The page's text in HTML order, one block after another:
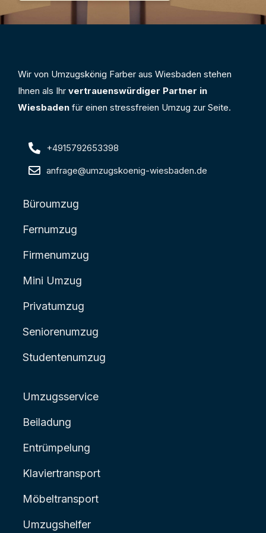
Wir von Umzugskönig Farber aus Wiesbaden stehen
Ihnen als Ihr vertrauenswürdiger Partner in
Wiesbaden für einen stressfreien Umzug zur Seite.
+4915792653398
anfrage@umzugskoenig-wiesbaden.de
Büroumzug
Fernumzug
Firmenumzug
Mini Umzug
Privatumzug
Seniorenumzug
Studentenumzug
Umzugsservice
Beiladung
Entrümpelung
Klaviertransport
Möbeltransport
Umzugshelfer